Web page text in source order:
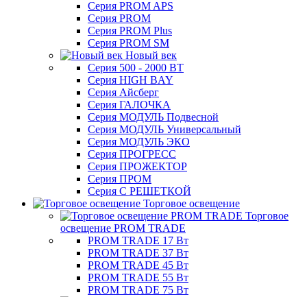
Серия PROM APS
Серия PROM
Серия PROM Plus
Серия PROM SM
Новый век
Серия 500 - 2000 ВТ
Серия HIGH BAY
Серия Айсберг
Серия ГАЛОЧКА
Серия МОДУЛЬ Подвесной
Серия МОДУЛЬ Универсальный
Серия МОДУЛЬ ЭКО
Серия ПРОГРЕСС
Серия ПРОЖЕКТОР
Серия ПРОМ
Серия С РЕШЕТКОЙ
Торговое освещение
Торговое
освещение PROM TRADE
PROM TRADE 17 Вт
PROM TRADE 37 Вт
PROM TRADE 45 Вт
PROM TRADE 55 Вт
PROM TRADE 75 Вт